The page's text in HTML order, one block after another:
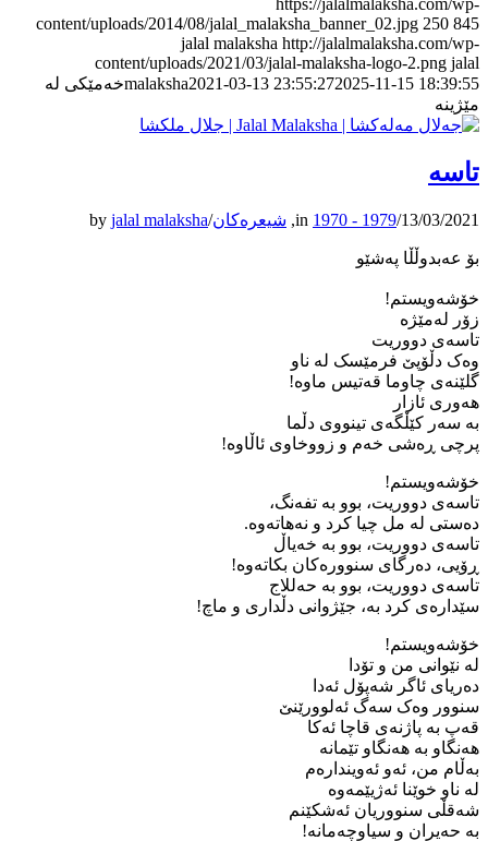
content/uploads/2014/08/jalal_malaksha_banner_02.jpg 250 845
jalal malaksha http://jalalmalaksha.com/wp-
content/uploads/2021/03/jalal-malaksha-logo-2.png jalal
malaksha2021-03-13 23:55:272025-11-15 18:39:55
خەمێکی لە
مێژینە
تاسە
13/03/2021
/
in 1970 - 1979
, شیعرەکان/
by jalal malaksha
بۆ عەبدوڵڵا پەشێو
خۆشەویستم!
زۆر لەمێژە
تاسەی دووریت
وەک دڵۆپێ فرمێسک لە ‌ناو
گلێنەی چاوما قەتیس ماوە!
هەوری ئازار
بە سەر کێڵگەی تینووی دڵما
پرچی ڕەشی خەم و زووخاوی ئاڵاوە!
خۆشەویستم!
تاسەی دووریت، بوو بە ‌تفەنگ،
دەستی لە مل چیا کرد و نەهاتەوە.
تاسەی دووریت، بوو بە خەیاڵ
ڕۆیی، دەرگای سنوورەکان بکاتەوە!
تاسەی دووریت، بوو بە ‌حەللاج
سێدارەی کرد بە، ‌جێژوانی دڵداری و ماچ!
خۆشەویستم!
لە ‌نێوانی من و تۆدا
دەریای ئاگر شەپۆل ئەدا
سنوور وەک سەگ ئەلوورێنێ
قەپ بە پاژنەی قاچا ئەکا
هەنگاو بە ‌هەنگاو تێمانە
بەڵام من، ئەو ئەویندارەم
لە ‌ناو خوێنا ئەژیێمەوە
شەقڵی سنووریان ئەشکێنم
بە ‌حەیران و سیاوچەمانە!